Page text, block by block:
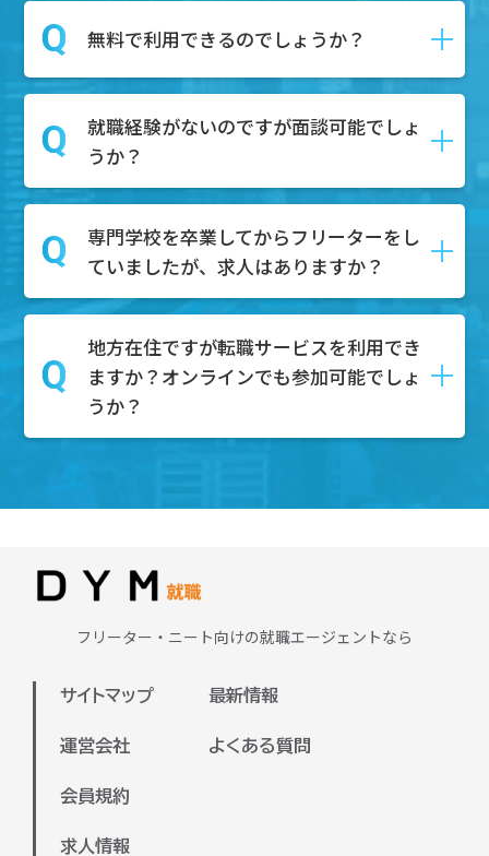
第二新卒とは、一般的に「新卒で就職し
てから１～3年以内の社員」を指し、正社
しての経験が浅い人材を対象にしていま
す。
はい、DYM就職では転職の具体的な予定
相談内容としては、キャリアアップした
い、自分の市場価値を知りたい、給与や
待遇の不満がある、上司や同僚との人間
関係がうまくいかない、などのご相談内
たくさんいらっしゃいます。
ぜひそのようなお悩みもお持ちでしたら
面談にご予約ください。
無料で利用できるのでしょうか？
はい。無料でご利用可能です。
求職者様はDYM就職のエージェントサー
ビスを無料で利用することが可能です。
就職経験がないのですが面談可能でしょ
うか？
もちろん可能でございます。無料相談ボ
タンからご予約いただけましたら、弊社
のキャリアアドバイザーと面談していた
その中で、どのような職業が合うのかを
一緒に考え、一人ひとりにあった求人を
ご紹介させていただき、内定までサポー
専門学校を卒業してからフリーターをし
ていましたが、求人はありますか？
もちろんございます。これまでのご経験
やスキルを活かして、様々な業界で活躍
できる求人がたくさんあります。特に、
フリーターとしての柔軟な対応力やコミ
える可能性が高いです。
まずは、ご自身が興味のある業界や、今
とで、より適した求人を見つけやすくな
一緒に、希望や目標を整理しながら進め
キャリアアドバイザーと面談していただ
いた上で、あなたに合った企業をご紹介
地方在住ですが転職サービスを利用でき
ますか？オンラインでも参加可能でしょ
うか？
対応しておりますので、地方の方の就職
支援も可能でございます。
ぜひお気軽にご参加ください。
フリーター・ニート向けの就職エージェントなら
サイトマップ
運営会社
会員規約
求人情報
最新情報
よくある質問